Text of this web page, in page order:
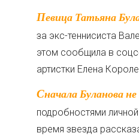
Певица Татьяна Буланова вышла замуж
за экс-теннисиста
этом сообщила в
артистки Елена
Сначала Буланова не делилась
подробностями
время звезда